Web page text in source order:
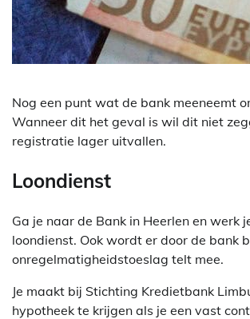
Nog een punt wat de bank meeneemt
Wanneer dit het geval is wil dit niet
registratie lager uitvallen.
Loondienst
Ga je naar de Bank in Heerlen en werk
loondienst. Ook wordt er door de bank
onregelmatigheidstoeslag telt mee.
Je maakt bij Stichting Kredietbank
hypotheek te krijgen als je een vast